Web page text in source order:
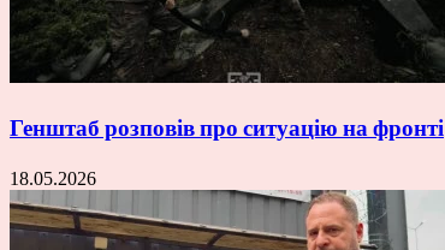
Генштаб розповів про ситуацію на фронті
18.05.2026